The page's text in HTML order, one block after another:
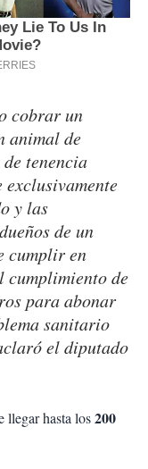
cobrar un
animal de
tenencia
exclusivamente
y las
de un
cumplir en
cumplimiento de
para abonar
sanitario
el diputado
llegar hasta los200